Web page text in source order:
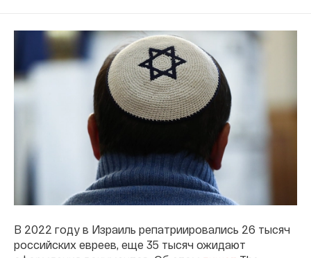
В 2022 году в Израиль репатриировались 26 тысяч
российских евреев, еще 35 тысяч ожидают